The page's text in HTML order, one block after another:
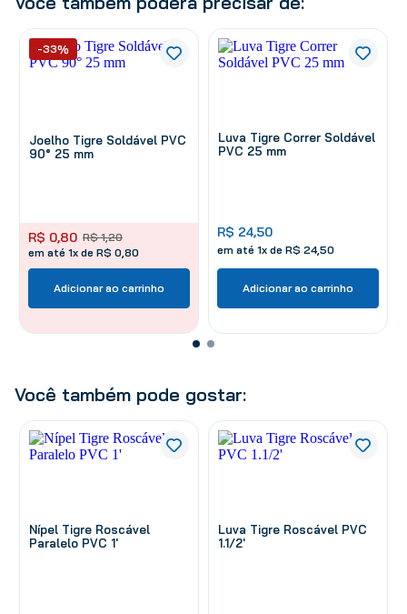
Joelho Tigre Soldável PVC
90° 25 mm
R$ 1,20
R$ 0,80
em até 1x de R$ 0,80
-33%
Adicionar ao carrinho
Luva Tigre Correr Soldável
PVC 25 mm
R$ 24,50
em até 1x de R$ 24,50
Adicionar ao carrinho
Você também pode gostar:
Nípel Tigre Roscável
Paralelo PVC 1'
Luva Tigre Roscável PVC
1.1/2'